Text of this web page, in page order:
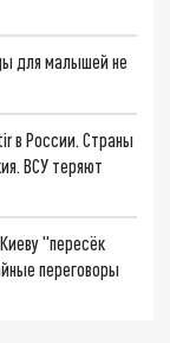
для малышей не
в России. Страны
ВСУ теряют
"пересёк
переговоры